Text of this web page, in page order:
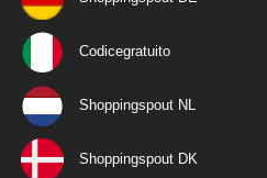
Codicegratuito
Shoppingspout NL
Shoppingspout DK